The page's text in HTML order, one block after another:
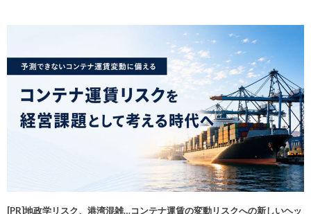
[PR]地政学リスク、港湾混雑…コンテナ運賃の変動リスクへの新しいヘッ